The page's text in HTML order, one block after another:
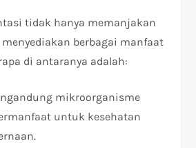
tidak hanya memanjakan
berbagai manfaat
di antaranya adalah:
mikroorganisme
untuk kesehatan